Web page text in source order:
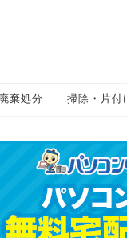
棄処分 掃除・片付